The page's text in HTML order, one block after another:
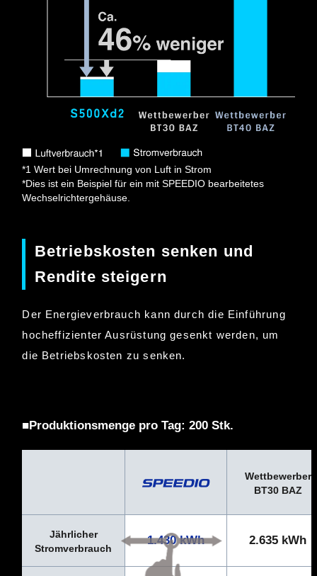
*1 Wert bei Umrechnung von Luft in Strom
*Dies ist ein Beispiel für ein mit SPEEDIO bearbeitetes
Wechselrichtergehäuse.
Betriebskosten senken und
Rendite steigern
Der Energieverbrauch kann durch die Einführung
hocheffizienter Ausrüstung gesenkt werden, um
die Betriebskosten zu senken.
■Produktionsmenge pro Tag: 200 Stk.
Wettbewerber
BT30 BAZ
Jährlicher
Stromverbrauch
1.430 kWh 2.635 kWh